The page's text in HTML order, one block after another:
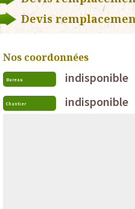
Devis
Nos coordonnées
Bureau indisponible
Chantier indisponible